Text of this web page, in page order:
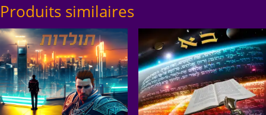
Produits similaires